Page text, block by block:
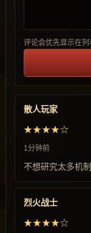
评论会优先显示在列
散人玩家
★★★★☆
1分钟前
不想研究太多机
烈火战士
★★★★☆